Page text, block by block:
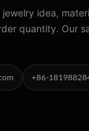
idea,
quantity. Our
+86-